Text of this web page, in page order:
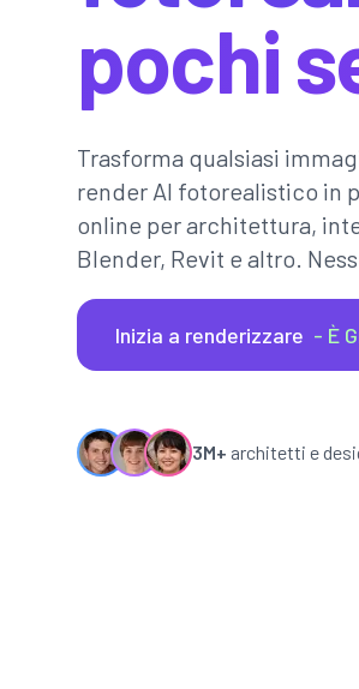
pochi
Trasforma qualsiasi
render AI fotorealistico in
online per architettura,
Blender, Revit e altro.
Inizia a renderizzare - È
3M+ architetti e